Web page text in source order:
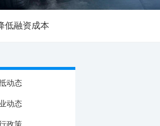
低融资成本
动态
动态
政策